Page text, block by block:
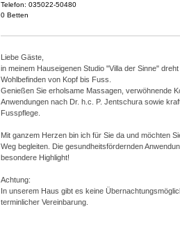
Telefon: 035022-50480
0 Betten
Liebe Gäste,
in meinem Hauseigenen Studio "Villa der Sinne"
Wohlbefinden von Kopf bis Fuss.
Genießen Sie erholsame Massagen, verwöhnende
Anwendungen nach Dr. h.c. P. Jentschura sowie
Fusspflege.
Mit ganzem Herzen bin ich für Sie da und möchten
Weg begleiten. Die gesundheitsfördernden
besondere Highlight!
Achtung:
In unserem Haus gibt es keine
terminlicher Vereinbarung.